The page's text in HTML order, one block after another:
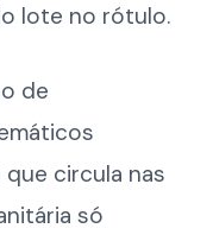
lote no rótulo.
de
circula nas
só